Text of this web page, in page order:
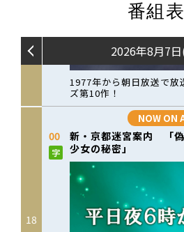
番組表